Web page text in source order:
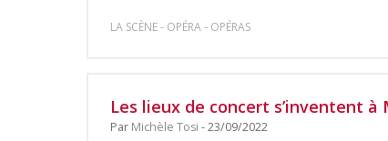
LA SCÈNE- OPÉRA- OPÉRAS
Les lieux de concert s’inventent à
Par Michèle Tosi - 23/09/2022